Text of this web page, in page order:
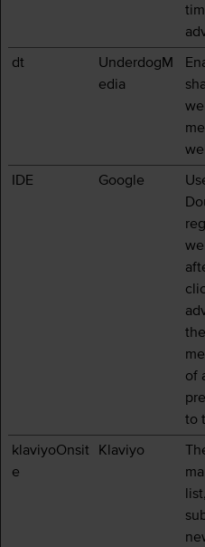
dt
UnderdogM
edia
IDE Google
of
to
klaviyoOnsit
e
Klaviyo